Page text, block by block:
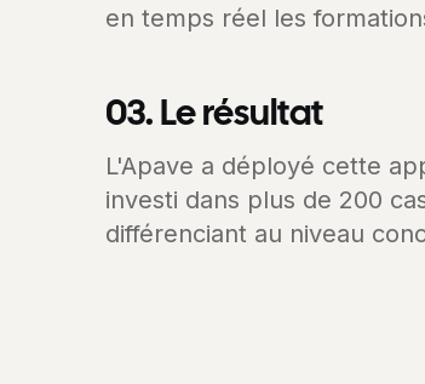
en temps réel les
03. Le résultat
L'Apave a déployé cette
investi dans plus de 200
différenciant au niveau